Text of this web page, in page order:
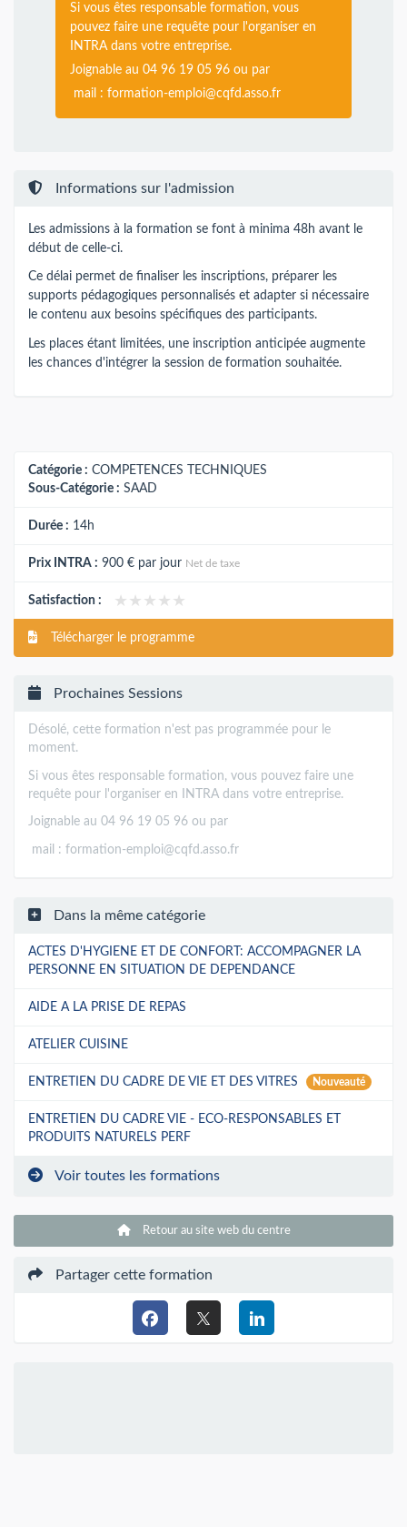
Si vous êtes responsable formation, vous
pouvez faire une requête pour l'organiser en
INTRA dans votre entreprise.
Joignable au 04 96 19 05 96 ou par
mail : formation-emploi@cqfd.asso.fr
Informations sur l'admission
Les admissions à la formation se font à minima 48h avant le
début de celle-ci.
Ce délai permet de finaliser les inscriptions, préparer les
supports pédagogiques personnalisés et adapter si nécessaire
le contenu aux besoins spécifiques des participants.
Les places étant limitées, une inscription anticipée augmente
les chances d'intégrer la session de formation souhaitée.
Catégorie : COMPETENCES TECHNIQUES
Sous-Catégorie : SAAD
Durée : 14h
Prix INTRA : 900 € par jour Net de taxe
Satisfaction : ★★★★★
★★★★★
Télécharger le programme
Prochaines Sessions
Désolé, cette formation n'est pas programmée pour le
moment.
Si vous êtes responsable formation, vous pouvez faire une
requête pour l'organiser en INTRA dans votre entreprise.
Joignable au 04 96 19 05 96 ou par
mail : formation-emploi@cqfd.asso.fr
Dans la même catégorie
ACTES D'HYGIENE ET DE CONFORT: ACCOMPAGNER LA
PERSONNE EN SITUATION DE DEPENDANCE
AIDE A LA PRISE DE REPAS
ATELIER CUISINE
ENTRETIEN DU CADRE DE VIE ET DES VITRES Nouveauté
ENTRETIEN DU CADRE VIE - ECO-RESPONSABLES ET
PRODUITS NATURELS PERF
Voir toutes les formations
Retour au site web du centre
Partager cette formation